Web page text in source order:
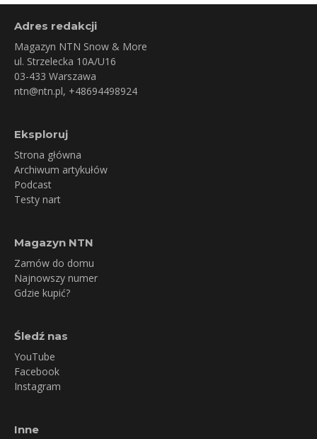
Adres redakcji
Magazyn NTN Snow & More
ul. Strzelecka 10A/U16
03-433 Warszawa
ntn@ntn.pl, +48694498924
Eksploruj
Strona główna
Archiwum artykułów
Podcast
Testy nart
Magazyn NTN
Zamów do domu
Najnowszy numer
Gdzie kupić?
Śledź nas
YouTube
Facebook
Instagram
Inne